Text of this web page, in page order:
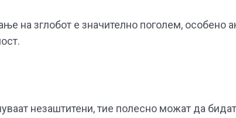
на зглобот е значително поголем, особено
незаштитени, тие полесно можат да бидат